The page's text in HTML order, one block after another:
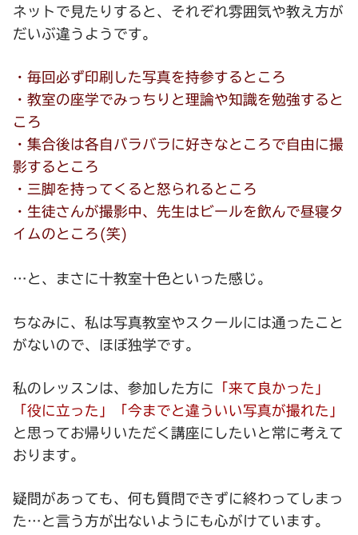
ネットで見たりすると、それぞれ雰囲気や教え方が
だいぶ違うようです。
・毎回必ず印刷した写真を持参するところ
・教室の座学でみっちりと理論や知識を勉強すると
ころ
・集合後は各自バラバラに好きなところで自由に撮
影するところ
・三脚を持ってくると怒られるところ
・生徒さんが撮影中、先生はビールを飲んで昼寝タ
イムのところ(笑)
…と、まさに十教室十色といった感じ。
ちなみに、私は写真教室やスクールには通ったこと
がないので、ほぼ独学です。
私のレッスンは、参加した方に
「来て良かった」
「役に立った」「今までと違ういい写真が撮れた」
と思ってお帰りいただく講座にしたいと常に考えて
おります。
疑問があっても、何も質問できずに終わってしまっ
た…と言う方が出ないようにも心がけています。